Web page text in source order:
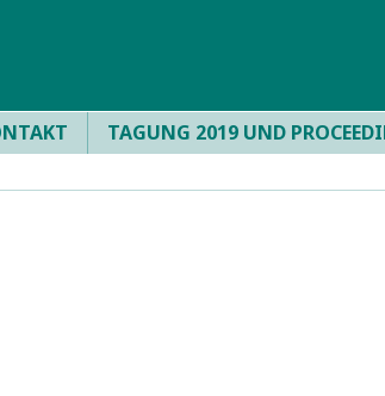
TAGUNG 2019 UND